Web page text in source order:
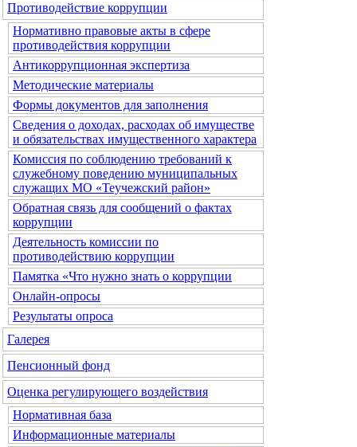
Противодействие коррупции
Нормативно правовые акты в сфере
противодействия коррупции
Антикоррупционная экспертиза
Методические материалы
Формы документов для заполнения
Сведения о доходах, расходах об имуществе
и обязательствах имущественного характера
Комиссия по соблюдению требований к
служебному поведению муниципальных
служащих МО «Теучежский район»
Обратная связь для сообщений о фактах
коррупции
Деятельность комиссии по
противодействию коррупции
Памятка «Что нужно знать о коррупции
Онлайн-опросы
Результаты опроса
Галерея
Пенсионный фонд
Оценка регулирующего воздействия
Нормативная база
Информационные материалы